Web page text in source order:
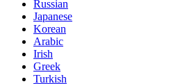
Russian
Japanese
Korean
Arabic
Irish
Greek
Turkish